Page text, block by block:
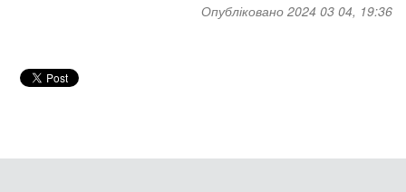
Опубліковано 2024 03 04, 19:36